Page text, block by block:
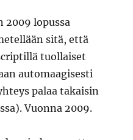
2009 lopussa
sitä, että
tuollaiset
automaagisesti
palaa takaisin
Vuonna 2009.